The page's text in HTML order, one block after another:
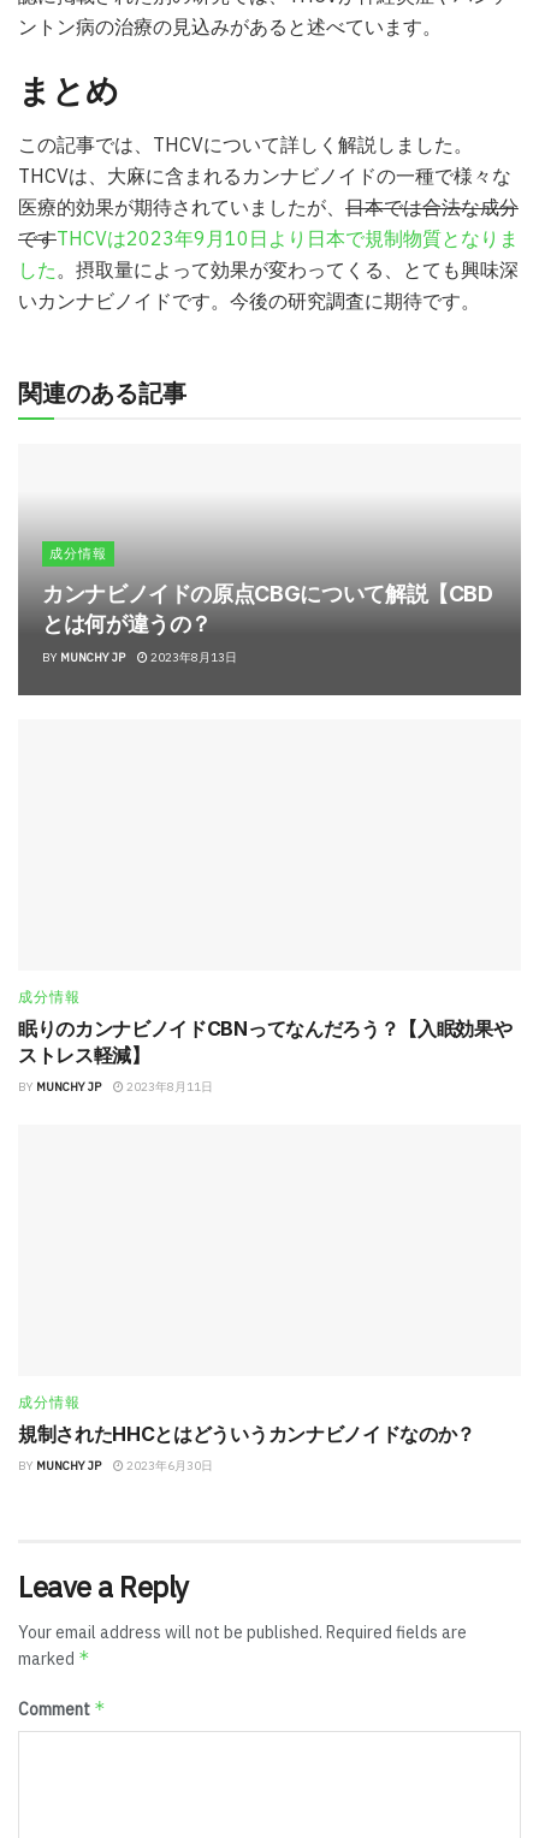
ントン病の治療の見込みがあると述べています。
まとめ
この記事では、THCVについて詳しく解説しました。
THCVは、大麻に含まれるカンナビノイドの一種で様々な
医療的効果が期待されていましたが、 日本では合法な成分
ですTHCVは2023年9月10日より日本で規制物質となりま
した 。摂取量によって効果が変わってくる、とても興味深
いカンナビノイドです。今後の研究調査に期待です。
関連のある記事
成分情報
カンナビノイドの原点CBGについて解説【CBD
とは何が違うの？
BY MUNCHY JP 2023年8月13日
成分情報
眠りのカンナビノイドCBNってなんだろう？【入眠効果や
ストレス軽減】
BY MUNCHY JP 2023年8月11日
成分情報
規制されたHHCとはどういうカンナビノイドなのか？
BY MUNCHY JP 2023年6月30日
Leave a Reply
Your email address will not be published. Required fields are
marked *
Comment *